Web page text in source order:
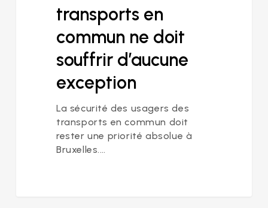
transports en
commun ne doit
souffrir d’aucune
exception
La sécurité des usagers des
transports en commun doit
rester une priorité absolue à
Bruxelles.…